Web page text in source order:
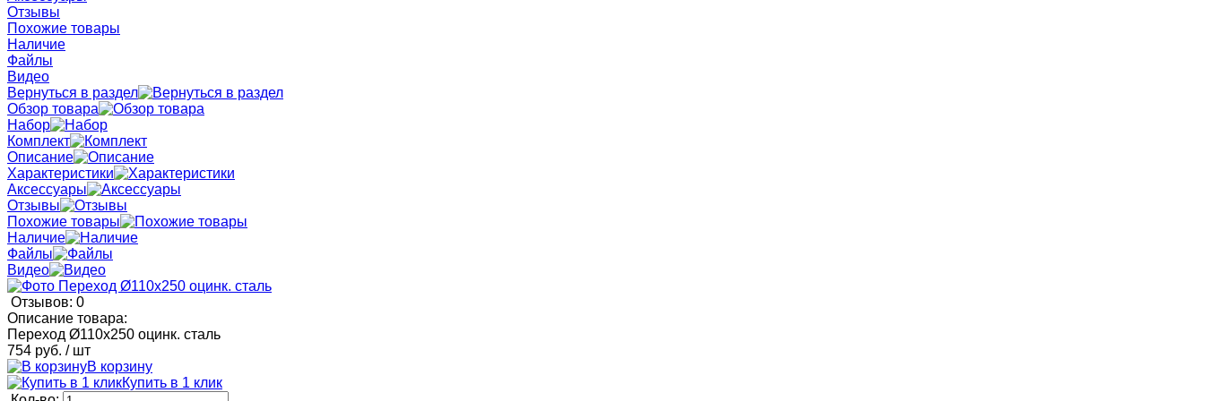
Отзывы
Похожие товары
Наличие
Файлы
Видео
Вернуться в раздел
Обзор товара
Набор
Комплект
Описание
Характеристики
Аксессуары
Отзывы
Похожие товары
Наличие
Файлы
Видео
Отзывов: 0
Описание товара:
Переход Ø110x250 оцинк. сталь
754 руб. / шт
В корзину
Купить в 1 клик